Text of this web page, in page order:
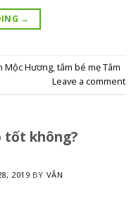
→
Mộc Hương,tắm bé mẹ Tâm
Leave a comment
tốt không?
2019 BY VÂN